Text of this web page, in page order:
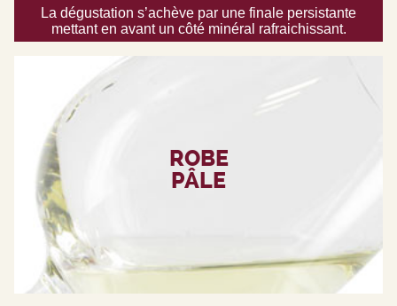
La dégustation s’achève par une finale persistante
mettant en avant un côté minéral rafraichissant.
ROBE
PÂLE